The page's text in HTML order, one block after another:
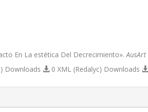
En La estética Del Decrecimiento».AusArt
Downloads 0 XML (Redalyc) Downloads